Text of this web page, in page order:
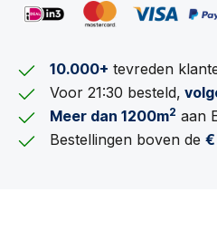
10.000+ tevreden
Voor 21:30 besteld,
Meer dan 1200m2 aan
Bestellingen boven de